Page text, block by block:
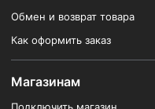
Обмен и возврат товара
Как оформить заказ
Магазинам